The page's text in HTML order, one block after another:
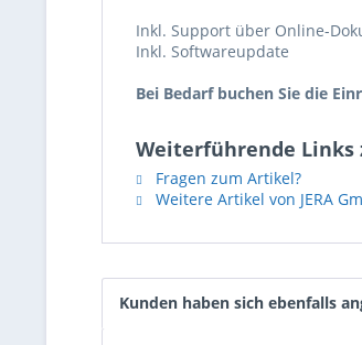
Inkl. Support über Online-
Inkl. Softwareupdate
Bei Bedarf buchen Sie die
Weiterführende Links
Fragen zum Artikel?
Weitere Artikel von JERA
Kunden haben sich ebenfalls